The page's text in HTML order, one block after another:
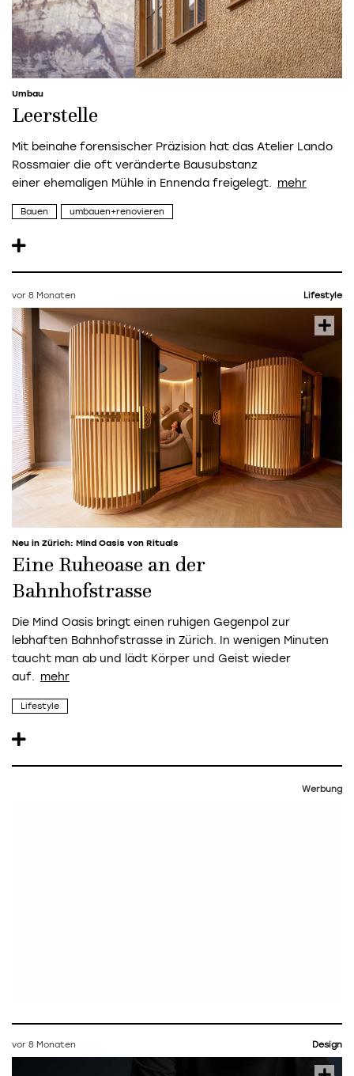
Umbau
Leerstelle
Mit beinahe forensischer Präzision hat das Atelier Lando
Rossmaier die oft veränderte Bausubstanz
einer ehemaligen Mühle in Ennenda freigelegt.
Bauen umbauen+renovieren
vor 8 Monaten Lifestyle
Neu in Zürich: Mind Oasis von Rituals
Eine Ruheoase an der
Bahnhofstrasse
Die Mind Oasis bringt einen ruhigen Gegenpol zur
lebhaften Bahnhofstrasse in Zürich. In wenigen Minuten
taucht man ab und lädt Körper und Geist wieder
auf.
Lifestyle
Werbung
vor 8 Monaten Design